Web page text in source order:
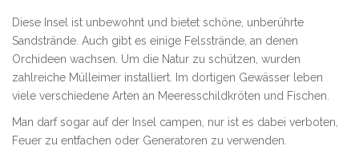
Diese Insel ist unbewohnt und bietet schöne, unberührte
Sandstrände. Auch gibt es einige Felsstrände, an denen
Orchideen wachsen. Um die Natur zu schützen, wurden
zahlreiche Mülleimer installiert. Im dortigen Gewässer leben
viele verschiedene Arten an Meeresschildkröten und Fischen.
Man darf sogar auf der Insel campen, nur ist es dabei verboten,
Feuer zu entfachen oder Generatoren zu verwenden.